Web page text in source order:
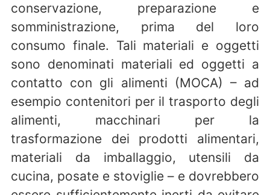
conservazione, preparazione e
somministrazione, prima del loro
consumo finale. Tali materiali e oggetti
sono denominati materiali ed oggetti a
contatto con gli alimenti (MOCA) – ad
esempio contenitori per il trasporto degli
alimenti, macchinari per la
trasformazione dei prodotti alimentari,
materiali da imballaggio, utensili da
cucina, posate e stoviglie – e dovrebbero